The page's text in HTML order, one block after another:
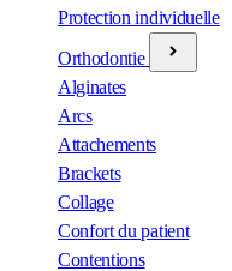
Protection individuelle
Orthodontie
Alginates
Arcs
Attachements
Brackets
Collage
Confort du patient
Contentions